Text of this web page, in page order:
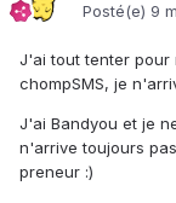
Posté(e) 9
J'ai tout tenter pour
chompSMS, je
J'ai Bandyou et je
n'arrive toujours
preneur :)